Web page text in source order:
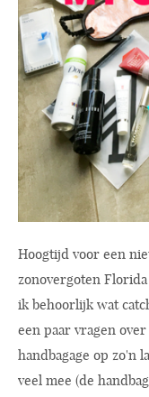
Hoogtijd voor een
zonovergoten
ik behoorlijk wat
een paar vragen
handbagage op zo'n
veel mee (de